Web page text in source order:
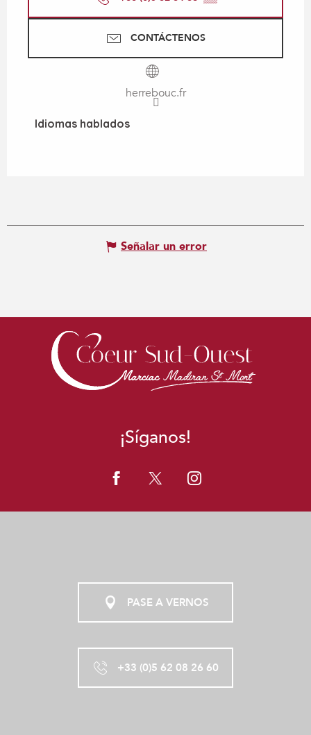
CONTÁCTENOS
herrebouc.fr
Idiomas hablados
Idiomas hablados
Señalar un error
¡Síganos!
PASE A VERNOS
+33 (0)5 62 08 26 60